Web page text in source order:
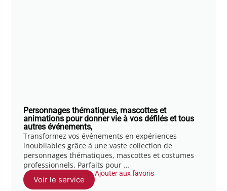
Personnages thématiques, mascottes et
animations pour donner vie à vos défilés et tous
autres événements,
Transformez vos événements en expériences
inoubliables grâce à une vaste collection de
personnages thématiques, mascottes et costumes
professionnels. Parfaits pour …
Voir le service
Ajouter aux favoris